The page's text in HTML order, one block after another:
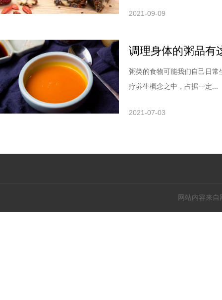
2021-09-09
调理身体的粥品有
粥类的食物可能我们自己日
疗养生概念之中，占据一定...
2021-07-03
网站内容来